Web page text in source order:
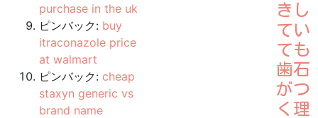
purchase in the uk
ピンバック: buy
itraconazole price
at walmart
ピンバック: cheap
staxyn generic vs
brand name
きし
てい
ても
歯石
がつ
く理